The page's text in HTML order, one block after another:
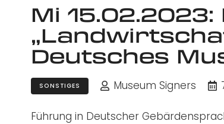
Mi
Deutsches
SONSTIGES Museum Signers
Führung in Deutscher